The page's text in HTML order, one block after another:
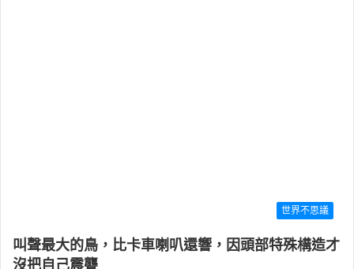
世界不思議
叫聲最大的鳥，比卡車喇叭還響，因頭部特殊構造才
沒把自己震聾